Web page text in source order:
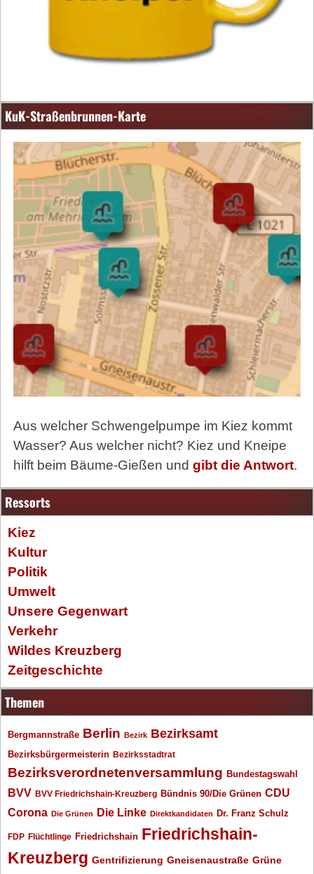
KuK-Straßenbrunnen-Karte
Aus welcher Schwengelpumpe im Kiez kommt
Wasser? Aus welcher nicht? Kiez und Kneipe
hilft beim Bäume-Gießen und gibt die Antwort.
Ressorts
Kiez
Kultur
Politik
Umwelt
Unsere Gegenwart
Verkehr
Wildes Kreuzberg
Zeitgeschichte
Themen
Bergmannstraße Berlin Bezirk Bezirksamt
Bezirksbürgermeisterin Bezirksstadtrat
Bezirksverordnetenversammlung Bundestagswahl
BVV BVV Friedrichshain-Kreuzberg Bündnis 90/Die Grünen CDU
Corona Die Grünen Die Linke Direktkandidaten Dr. Franz Schulz
FDP Flüchtlinge Friedrichshain Friedrichshain-
Kreuzberg Gentrifizierung Gneisenaustraße Grüne